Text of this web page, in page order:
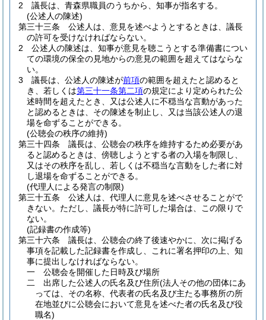
2
議長は、青森県職員のうちから、知事が指名する。
(公述人の陳述)
第三十三条
公述人は、意見を述べようとするときは、議長
の許可を受けなければならない。
2
公述人の陳述は、知事が意見を聴こうとする準備書につい
ての環境の保全の見地からの意見の範囲を超えてはならな
い。
3
議長は、公述人の陳述が前項の範囲を超えたと認めると
き、若しくは第三十一条第二項の規定により定められた公
述時間を超えたとき、又は公述人に不穏当な言動があった
と認めるときは、その陳述を制止し、又は当該公述人の退
場を命ずることができる。
(公聴会の秩序の維持)
第三十四条
議長は、公聴会の秩序を維持するため必要があ
ると認めるときは、傍聴しようとする者の入場を制限し、
又はその秩序を乱し、若しくは不穏当な言動をした者に対
し退場を命ずることができる。
(代理人による発言の制限)
第三十五条
公述人は、代理人に意見を述べさせることがで
きない。 ただし、議長が特に許可した場合は、この限りで
ない。
(記録書の作成等)
第三十六条
議長は、公聴会の終了後速やかに、次に掲げる
事項を記載した記録書を作成し、これに署名押印の上、知
事に提出しなければならない。
一
公聴会を開催した日時及び場所
二
出席した公述人の氏名及び住所(法人その他の団体にあ
っては、その名称、代表者の氏名及び主たる事務所の所
在地並びに公聴会において意見を述べた者の氏名及び役
職名)